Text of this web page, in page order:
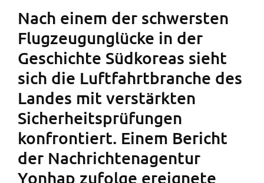
Nach einem der schwersten
Flugzeugunglücke in der
Geschichte Südkoreas sieht
sich die Luftfahrtbranche des
Landes mit verstärkten
Sicherheitsprüfungen
konfrontiert. Einem Bericht
der Nachrichtenagentur
Yonhap zufolge ereignete